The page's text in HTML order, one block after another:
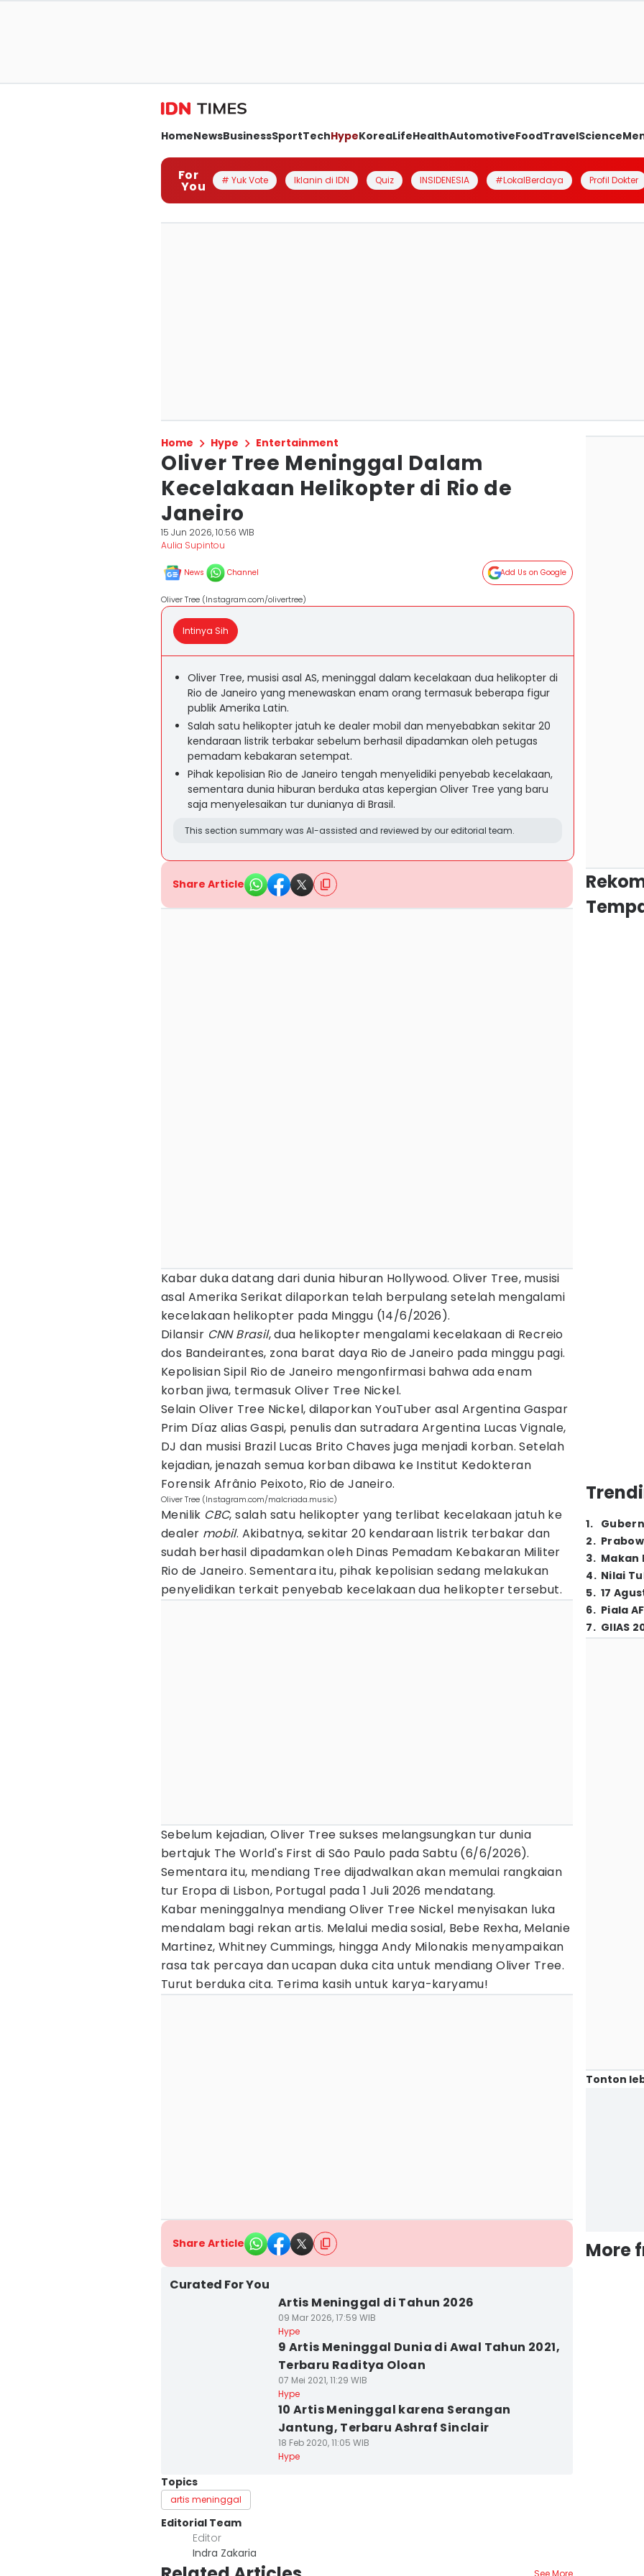
HomeNewsBusinessSportTechHypeKoreaLifeHealthAutomotiveFoodTravelScience
For
You # Yuk Vote Iklanin di IDN Quiz INSIDENESIA #LokalBerdaya Profil Dokter
Home Hype Entertainment
Oliver Tree Meninggal Dalam
Kecelakaan Helikopter di Rio de
Janeiro
15 Jun 2026, 10:56 WIB
Aulia Supintou
News Channel Add Us on Google
Oliver Tree (Instagram.com/olivertree)
Intinya Sih
Oliver Tree, musisi asal AS, meninggal dalam kecelakaan dua helikopter di
Rio de Janeiro yang menewaskan enam orang termasuk beberapa figur
publik Amerika Latin.
Salah satu helikopter jatuh ke dealer mobil dan menyebabkan sekitar 20
kendaraan listrik terbakar sebelum berhasil dipadamkan oleh petugas
pemadam kebakaran setempat.
Pihak kepolisian Rio de Janeiro tengah menyelidiki penyebab kecelakaan,
sementara dunia hiburan berduka atas kepergian Oliver Tree yang baru
saja menyelesaikan tur dunianya di Brasil.
This section summary was AI-assisted and reviewed by our editorial team.
Share Article
Kabar duka datang dari dunia hiburan Hollywood. Oliver Tree, musisi
asal Amerika Serikat dilaporkan telah berpulang setelah mengalami
kecelakaan helikopter pada Minggu (14/6/2026).
Dilansir CNN Brasil, dua helikopter mengalami kecelakaan di Recreio
dos Bandeirantes, zona barat daya Rio de Janeiro pada minggu pagi.
Kepolisian Sipil Rio de Janeiro mengonfirmasi bahwa ada enam
korban jiwa, termasuk Oliver Tree Nickel.
Selain Oliver Tree Nickel, dilaporkan YouTuber asal Argentina Gaspar
Prim Díaz alias Gaspi, penulis dan sutradara Argentina Lucas Vignale,
DJ dan musisi Brazil Lucas Brito Chaves juga menjadi korban. Setelah
kejadian, jenazah semua korban dibawa ke Institut Kedokteran
Forensik Afrânio Peixoto, Rio de Janeiro.
Oliver Tree (Instagram.com/malcriada.music)
Menilik CBC, salah satu helikopter yang terlibat kecelakaan jatuh ke
dealer mobil. Akibatnya, sekitar 20 kendaraan listrik terbakar dan
sudah berhasil dipadamkan oleh Dinas Pemadam Kebakaran Militer
Rio de Janeiro. Sementara itu, pihak kepolisian sedang melakukan
penyelidikan terkait penyebab kecelakaan dua helikopter tersebut.
Sebelum kejadian, Oliver Tree sukses melangsungkan tur dunia
bertajuk The World's First di São Paulo pada Sabtu (6/6/2026).
Sementara itu, mendiang Tree dijadwalkan akan memulai rangkaian
tur Eropa di Lisbon, Portugal pada 1 Juli 2026 mendatang.
Kabar meninggalnya mendiang Oliver Tree Nickel menyisakan luka
mendalam bagi rekan artis. Melalui media sosial, Bebe Rexha, Melanie
Martinez, Whitney Cummings, hingga Andy Milonakis menyampaikan
rasa tak percaya dan ucapan duka cita untuk mendiang Oliver Tree.
Turut berduka cita. Terima kasih untuk karya-karyamu!
Share Article
Curated For You
Artis Meninggal di Tahun 2026
09 Mar 2026, 17:59 WIB
Hype
9 Artis Meninggal Dunia di Awal Tahun 2021,
Terbaru Raditya Oloan
07 Mei 2021, 11:29 WIB
Hype
10 Artis Meninggal karena Serangan
Jantung, Terbaru Ashraf Sinclair
18 Feb 2020, 11:05 WIB
Hype
Topics
artis meninggal
Editorial Team
Editor
Indra Zakaria
See More
1.
2.
3. Makan
4. Nilai
5. 17
6. Piala
7. GIIAS
Tonton
More